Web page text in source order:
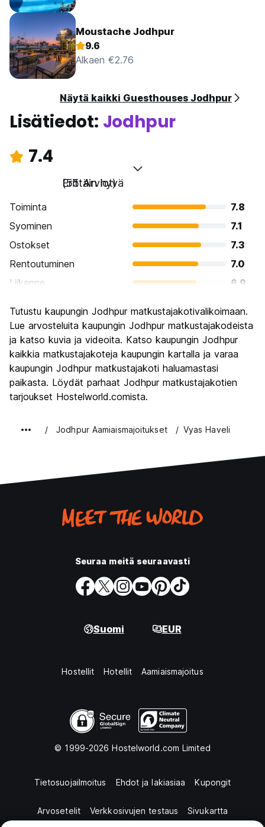
Moustache Jodhpur
9.6
Alkaen €2.76
Näytä kaikki Guesthouses Jodhpur
Lisätiedot: Jodhpur
7.4
Erittäin hyvä
(55 Arviot)
Toiminta
7.8
Syominen
7.1
Ostokset
7.3
Rentoutuminen
7.0
Liikenne
6.9
Kulttuuri
8.4
Yöelämä
5.2
Rahanarvoinen
8.1
Tutustu kaupungin Jodhpur matkustajakotivalikoimaan.
Lue arvosteluita kaupungin Jodhpur matkustajakodeista
ja katso kuvia ja videoita. Katso kaupungin Jodhpur
kaikkia matkustajakoteja kaupungin kartalla ja varaa
kaupungin Jodhpur matkustajakoti haluamastasi
paikasta. Löydät parhaat Jodhpur matkustajakotien
tarjoukset Hostelworld.comista.
Jodhpur Aamiaismajoitukset Vyas Haveli
Seuraa meitä seuraavasti
Suomi EUR
Hostellit Hotellit Aamiaismajoitus
© 1999-2026 Hostelworld.com Limited
Tietosuojailmoitus Ehdot ja lakiasiaa Kupongit
Arvosetelit Verkkosivujen testaus Sivukartta